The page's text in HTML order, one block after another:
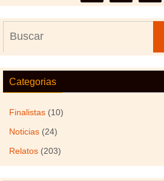
Categorias
Finalistas (10)
Noticias (24)
Relatos (203)